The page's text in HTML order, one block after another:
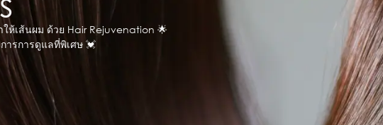
P Beauty Color System สีผมสวยครบวงจร โปรแกรมดูแลตั้งแต่ก่อน ระหว่าง และหลังท
บริการทำสีผมที่ 𝐌𝐎𝐆𝐀 ให้ความสำคัญกับผลลัพธ์ที่มากกว่าแค่เฉดสีที่ตรงใจ เราคำนึงถึงค
ผลลัพธ์ของสีที่ชัดเจนตรงตามความต้องการ ติดทนยาวนาน ไปจนถึงการรักษาคุณภาพเส้
SHOP NOW